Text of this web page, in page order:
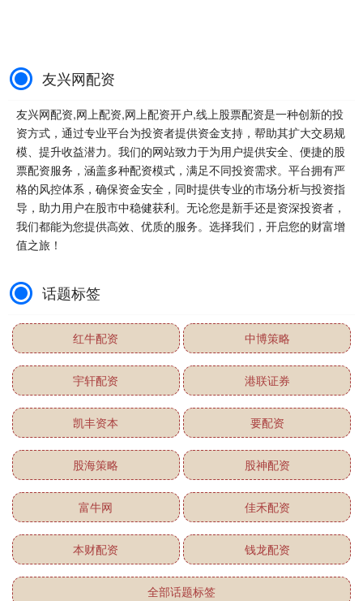
友兴网配资
友兴网配资,网上配资,网上配资开户,线上股票配资是一种创新的投
资方式，通过专业平台为投资者提供资金支持，帮助其扩大交易规
模、提升收益潜力。我们的网站致力于为用户提供安全、便捷的股
票配资服务，涵盖多种配资模式，满足不同投资需求。平台拥有严
格的风控体系，确保资金安全，同时提供专业的市场分析与投资指
导，助力用户在股市中稳健获利。无论您是新手还是资深投资者，
我们都能为您提供高效、优质的服务。选择我们，开启您的财富增
值之旅！
话题标签
红牛配资 中博策略
宇轩配资 港联证券
凯丰资本 要配资
股海策略 股神配资
富牛网 佳禾配资
本财配资 钱龙配资
全部话题标签